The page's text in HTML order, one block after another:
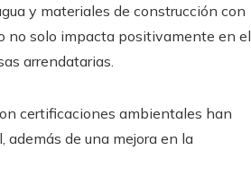
y materiales de construcción con
no solo impacta positivamente en el
arrendatarias.
certificaciones ambientales han
de una mejora en la